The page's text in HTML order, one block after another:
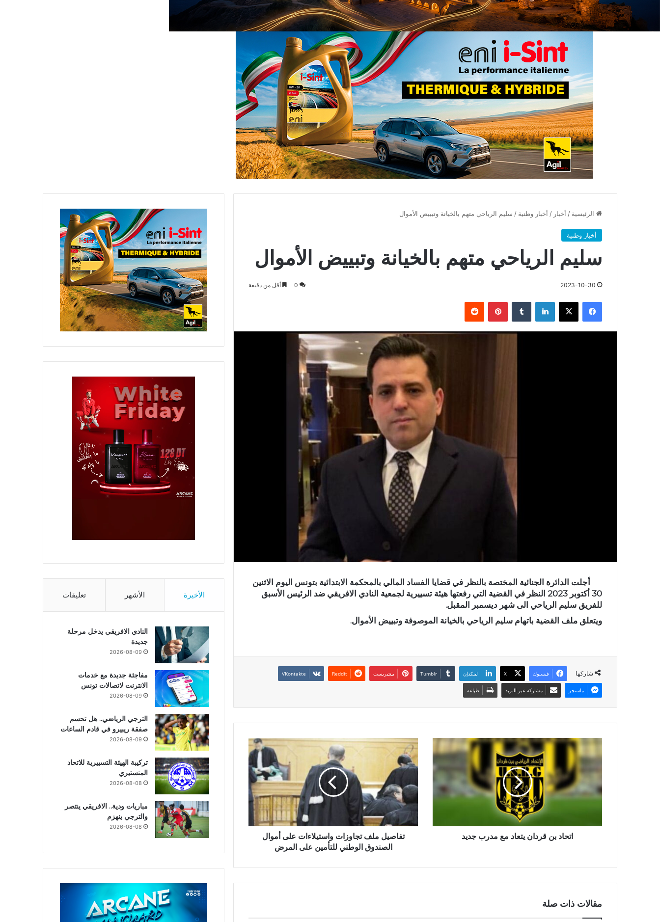
الرئيسية / أخبار / أخبار وطنية / سليم الرياحي متهم بالخيانة وتبييض الأموال
أخبار وطنية
سليم الرياحي متهم بالخيانة وتبييض الأموال
2023-10-30
0 أقل من دقيقة
فيسبوك X لينكدإن بينتيريست
أجلت الدائرة الجنائية المختصة بالنظر في قضايا الفساد المالي بالمحكمة الابتدائية بتونس اليوم الاثنين
30 أكتوبر 2023 النظر في القضية التي رفعتها هيئة تسييرية لجمعية النادي الافريقي ضد الرئيس الأسبق
للفريق سليم الرياحي الى شهر ديسمبر المقبل.
ويتعلق ملف القضية باتهام سليم الرياحي بالخيانة الموصوفة وتبييض الأموال.
شاركها فيسبوك X لينكدإن بينتيريست
ماسنجر مشاركة عبر البريد طباعة
اتحاد بن قردان يتعاد مع مدرب جديد
تفاصيل ملف تجاوزات واستيلاءات على أموال
الصندوق الوطني للتأمين على المرض
مقالات ذات صلة
الأخيرة الأشهر تعليقات
النادي الافريقي يدخل مرحلة
جديدة
2026-08-09
مفاجئة جديدة مع خدمات
الانترنت لاتصالات تونس
2026-08-09
الترجي الرياضي.. هل تحسم
صفقة ريبيرو في قادم الساعات
2026-08-09
تركيبة الهيئة التسييرية للاتحاد
المنستيري
2026-08-08
مباريات ودية.. الافريقي ينتصر
والترجي ينهزم
2026-08-08